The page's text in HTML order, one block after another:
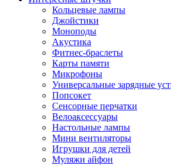
Кольцевые лампы
Джойстики
Моноподы
Акустика
Фитнес-браслеты
Карты памяти
Микрофоны
Универсальные зарядные
Попсокет
Сенсорные перчатки
Велоаксессуары
Настольные лампы
Мини вентиляторы
Игрушки для детей
Муляжи айфон